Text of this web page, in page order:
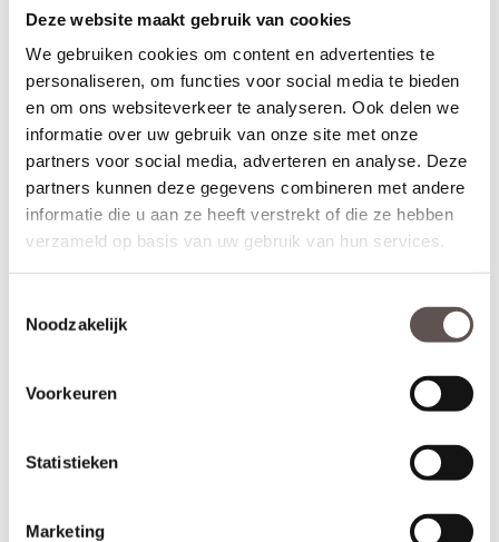
Deze website maakt gebruik van cookies
We gebruiken cookies om content en advertenties te
personaliseren, om functies voor social media te bieden
en om ons websiteverkeer te analyseren. Ook delen we
informatie over uw gebruik van onze site met onze
partners voor social media, adverteren en analyse. Deze
partners kunnen deze gegevens combineren met andere
informatie die u aan ze heeft verstrekt of die ze hebben
verzameld op basis van uw gebruik van hun services.
Noodzakelijk
Voorkeuren
Statistieken
Marketing
Weekamp Link Mat chrome deurkruk bestaat uit:
+ Deurkruk mat chroom, eenvoudig te monteren met inbussleutel.
+ Kleur mat chroom